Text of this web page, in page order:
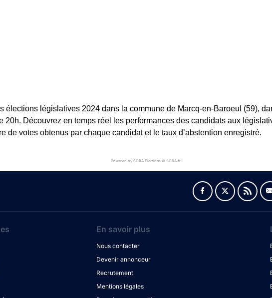
élections législatives 2024 dans la commune de Marcq-en-Baroeul (59),
20h. Découvrez en temps réel les performances des candidats aux
de votes obtenus par chaque candidat et le taux d’abstention enregistré.
Powered by SORA Elections © SORA.fr
En savoir plus
Nous contacter
Devenir annonceur
Recrutement
Mentions légales